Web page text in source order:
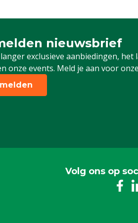
nieuwsbrief
exclusieve aanbiedingen, het
onze events. Meld je aan voor
in voor onze nieuwsbrief
Volg ons op